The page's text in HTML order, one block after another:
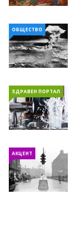
ОБЩЕСТВО
ЗДРАВЕН ПОРТАЛ
АКЦЕНТ